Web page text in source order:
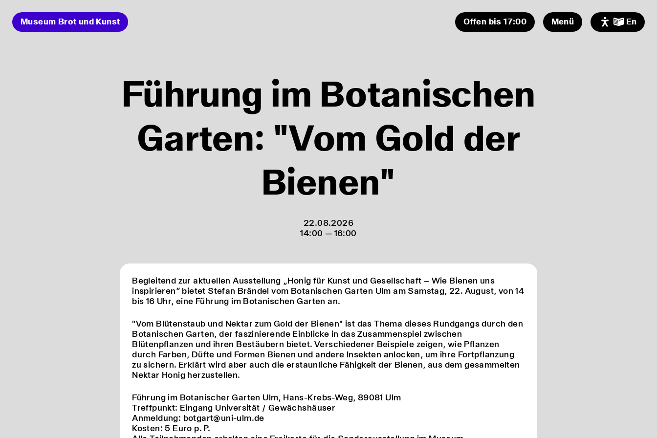
Museum Brot und Kunst Offen bis 17:00
07.08
09.08
Sonntagsführung in der
Dauerausstellung
Museum
13.08
Ferienprogramm:
Honigkuchen backen
Menü
Audio/Video
Besuch
En
Führung im Botanischen
Garten: "Vom Gold der
Bienen"
22.08.2026
14:00 — 16:00
Begleitend zur aktuellen Ausstellung „Honig für Kunst und Gesellschaft – Wie Bienen uns
inspirieren“ bietet Stefan Brändel vom Botanischen Garten Ulm am Samstag, 22. August, von 14
bis 16 Uhr, eine Führung im Botanischen Garten an.
"Vom Blütenstaub und Nektar zum Gold der Bienen" ist das Thema dieses Rundgangs durch den
Botanischen Garten, der faszinierende Einblicke in das Zusammenspiel zwischen
Blütenpflanzen und ihren Bestäubern bietet. Verschiedener Beispiele zeigen, wie Pflanzen
durch Farben, Düfte und Formen Bienen und andere Insekten anlocken, um ihre Fortpflanzung
zu sichern. Erklärt wird aber auch die erstaunliche Fähigkeit der Bienen, aus dem gesammelten
Nektar Honig herzustellen.
Führung im Botanischer Garten Ulm, Hans-Krebs-Weg, 89081 Ulm
Treffpunkt: Eingang Universität / Gewächshäuser
Anmeldung: botgart@uni-ulm.de
Kosten: 5 Euro p. P.